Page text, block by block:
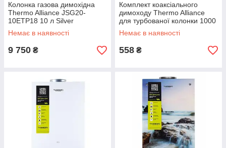
Колонка газова димохідна
Thermo Alliance JSG20-
10ETP18 10 л Silver
Немає в наявності
9 750 ₴
Комплект коаксіального
димоходу Thermo Alliance
для турбованої колонки 1000
мм, 60/90
Немає в наявності
558 ₴